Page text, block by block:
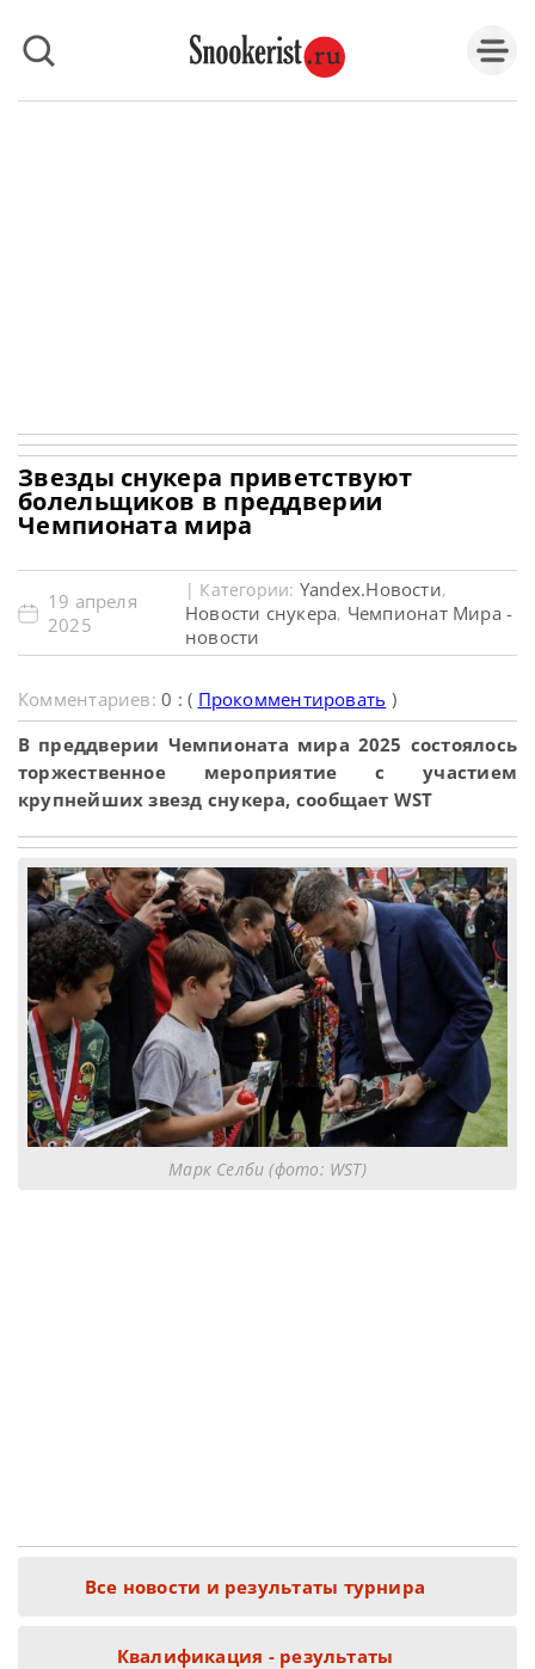
Звезды снукера приветствуют
болельщиков в преддверии
Чемпионата мира
19 апреля
2025
| Категории: Yandex.Новости,
Новости снукера, Чемпионат Мира -
новости
Комментариев:0 : ( Прокомментировать )
В преддверии Чемпионата мира 2025 состоялось
торжественное мероприятие с участием
крупнейших звезд снукера, сообщает WST
Марк Селби (фото: WST)
Все новости и результаты турнира
Квалификация - результаты